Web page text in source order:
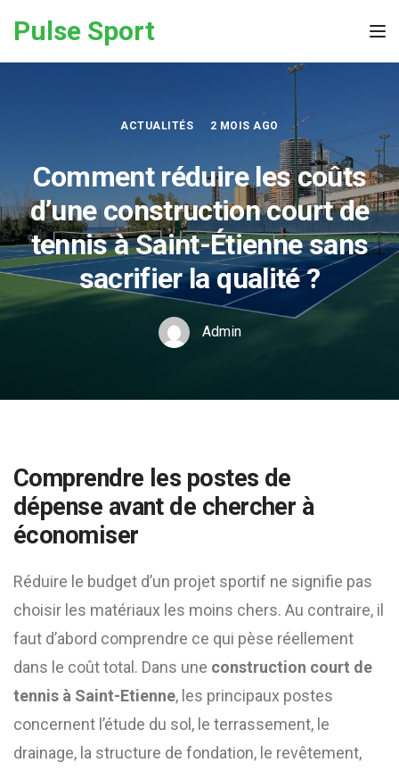
Pulse Sport
ACTUALITÉS 2 MOIS AGO
Comment réduire les coûts
d’une construction court de
tennis à Saint-Étienne sans
sacrifier la qualité ?
Admin
Comprendre les postes de
dépense avant de chercher à
économiser
Réduire le budget d’un projet sportif ne signifie pas
choisir les matériaux les moins chers. Au contraire, il
faut d’abord comprendre ce qui pèse réellement
dans le coût total. Dans une construction court de
tennis à Saint-Etienne, les principaux postes
concernent l’étude du sol, le terrassement, le
drainage, la structure de fondation, le revêtement,